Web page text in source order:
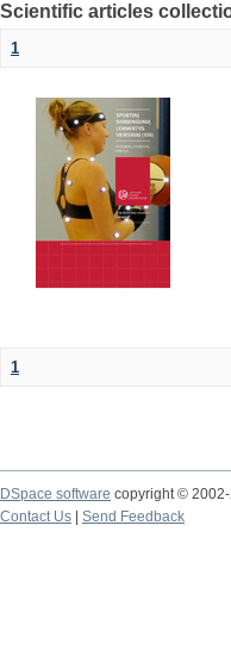
Scientific articles
1
1
DSpace software copyright ©
Contact Us
Send Feedback